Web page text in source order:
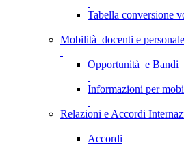
Tabella conversione
Mobilità docenti e
Opportunità e Bandi
Informazioni per
Relazioni e Accordi
Accordi